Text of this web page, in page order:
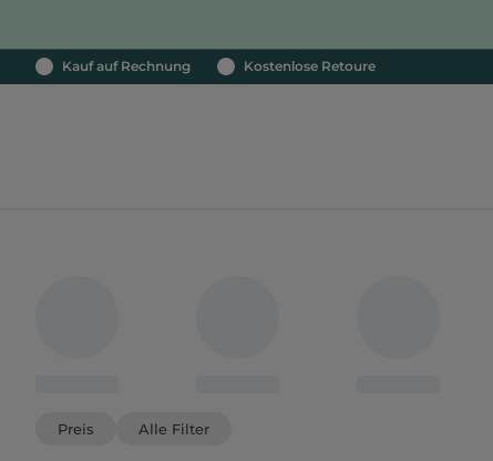
Kauf auf Rechnung Kostenlose Retoure
Preis Alle Filter